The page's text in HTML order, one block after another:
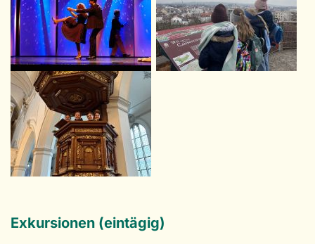
Exkursionen (eintägig)